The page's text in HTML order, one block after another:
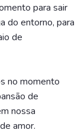
para sair
do entorno, para
de
no momento
de
nossa
amor.